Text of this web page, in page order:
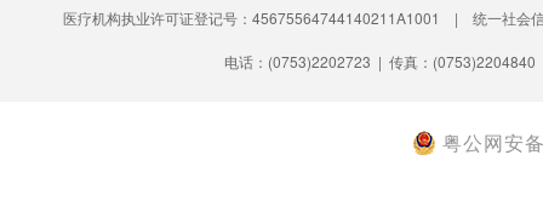
医疗机构执业许可证登记号：45675564744140211A1001 | 统一社会
电话：(0753)2202723 | 传真：
粤公网安